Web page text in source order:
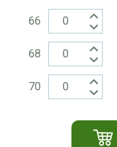
66
68
70